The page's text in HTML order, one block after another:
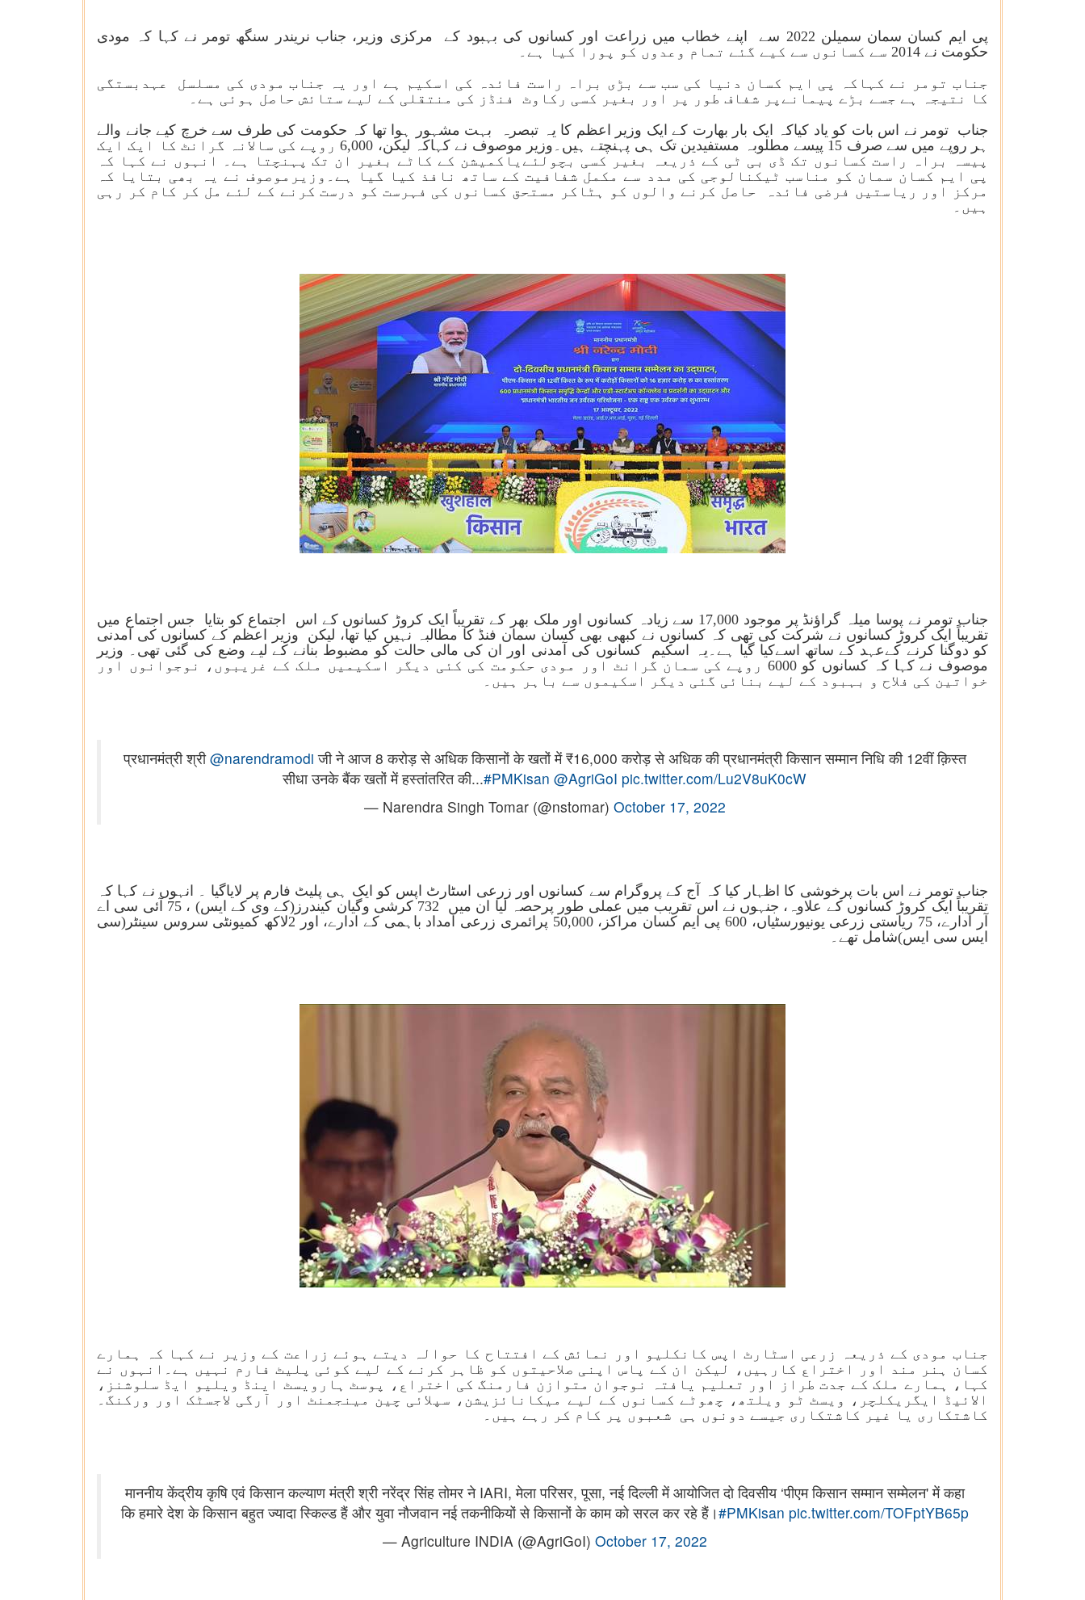
پی ایم کسان سمان سمیلن 2022 سے اپنے خطاب میں زراعت اور کسانوں کی بہبود کے مرکزی وزیر، جناب نریندر سنگھ تومر نے کہا کہ مودی
حکومت نے 2014 سے کسانوں سے کیے گئے تمام وعدوں کو پورا کیا ہے۔
جناب تومر نے کہاکہ پی ایم کسان دنیا کی سب سے بڑی براہ راست فائدہ کی اسکیم ہے اور یہ جناب مودی کی مسلسل عہدبستگی
کا نتیجہ ہے جسے بڑے پیمانےپر شفاف طور پر اور بغیر کسی رکاوٹ فنڈز کی منتقلی کے لیے ستائش حاصل ہوئی ہے۔
جناب تومر نے اس بات کو یاد کیاکہ ایک بار بھارت کے ایک وزیر اعظم کا یہ تبصرہ بہت مشہور ہوا تھا کہ حکومت کی طرف سے خرچ کیے جانے والے
ہر روپے میں سے صرف 15 پیسے مطلوبہ مستفیدین تک ہی پہنچتے ہیں۔وزیر موصوف نے کہاکہ لیکن، 6,000 روپے کی سالانہ گرانٹ کا ایک ایک
پیسہ براہ راست کسانوں تک ڈی بی ٹی کے ذریعہ بغیر کسی بچولئےیاکمیشن کے کاٹے بغیر ان تک پہنچتا ہے۔ انہوں نے کہا کہ
پی ایم کسان سمان کو مناسب ٹیکنالوجی کی مدد سے مکمل شفافیت کے ساتھ نافذ کیا گیا ہے۔وزیرموصوف نے یہ بھی بتایا کہ
مرکز اور ریاستیں فرضی فائدہ حاصل کرنے والوں کو ہٹاکر مستحق کسانوں کی فہرست کو درست کرنے کے لئے مل کر کام کر رہی
ہیں۔
جناب تومر نے پوسا میلہ گراؤنڈ پر موجود 17,000 سے زیادہ کسانوں اور ملک بھر کے تقریباً ایک کروڑ کسانوں کے اس اجتماع کو بتایا جس اجتماع میں
تقریباً ایک کروڑ کسانوں نے شرکت کی تھی کہ کسانوں نے کبھی بھی کسان سمان فنڈ کا مطالبہ نہیں کیا تھا، لیکن وزیر اعظم کے کسانوں کی آمدنی
کو دوگنا کرنے کےعہد کے ساتھ اسےکیا گیا ہے۔یہ اسکیم کسانوں کی آمدنی اور ان کی مالی حالت کو مضبوط بنانے کے لیے وضع کی گئی تھی۔ وزیر
موصوف نے کہا کہ کسانوں کو 6000 روپے کی سمان گرانٹ اور مودی حکومت کی کئی دیگر اسکیمیں ملک کے غریبوں، نوجوانوں اور
خواتین کی فلاح و بہبود کے لیے بنائی گئی دیگر اسکیموں سے باہر ہیں۔
प्रधानमंत्री श्री@narendramodi जी ने आज 8 करोड़ से अधिक किसानों के खतों में ₹16,000 करोड़ से अधिक की प्रधानमंत्री किसान सम्मान निधि की 12वीं क़िस्त
सीधा उनके बैंक खतों में हस्तांतरित की...#PMKisan @AgriGoI pic.twitter.com/Lu2V8uK0cW
— Narendra Singh Tomar (@nstomar) October 17, 2022
جناب تومر نے اس بات پرخوشی کا اظہار کیا کہ آج کے پروگرام سے کسانوں اور زرعی اسٹارٹ اپس کو ایک ہی پلیٹ فارم پر لایاگیا ۔ انہوں نے کہا کہ
تقریباً ایک کروڑ کسانوں کے علاوہ، جنہوں نے اس تقریب میں عملی طور پرحصہ لیا ان میں 732 کرشی وگیان کیندرز(کے وی کے ایس) ، 75 آئی سی اے
آر ادارے، 75 ریاستی زرعی یونیورسٹیاں، 600 پی ایم کسان مراکز، 50,000 پرائمری زرعی امداد باہمی کے ادارے، اور 2لاکھ کمیونٹی سروس سینٹر(سی
ایس سی ایس)شامل تھے۔
جناب مودی کے ذریعہ زرعی اسٹارٹ اپس کانکلیو اور نمائش کے افتتاح کا حوالہ دیتے ہوئے زراعت کے وزیر نے کہا کہ ہمارے
کسان ہنر مند اور اختراع کارہیں، لیکن ان کے پاس اپنی صلاحیتوں کو ظاہر کرنے کے لیے کوئی پلیٹ فارم نہیں ہے۔انہوں نے
کہا، ہمارے ملک کے جدت طراز اور تعلیم یافتہ نوجوان متوازن فارمنگ کی اختراع، پوسٹ ہارویسٹ اینڈ ویلیو ایڈ سلوشنز،
الائیڈ ایگریکلچر، ویسٹ ٹو ویلتھ، چھوٹے کسانوں کے لیے میکانائزیشن، سپلائی چین مینجمنٹ اور آرگی لاجسٹک اور ورکنگ۔
کاشتکاری یا غیر کاشتکاری جیسے دونوں ہی شعبوں پر کام کر رہے ہیں۔
माननीय केंद्रीय कृषि एवं किसान कल्याण मंत्री श्री नरेंद्र सिंह तोमर ने IARI, मेला परिसर, पूसा, नई दिल्ली में आयोजित दो दिवसीय ‘पीएम किसान सम्मान सम्मेलन' में कहा
कि हमारे देश के किसान बहुत ज्यादा स्किल्ड हैं और युवा नौजवान नई तकनीकियों से किसानों के काम को सरल कर रहे हैं।#PMKisan pic.twitter.com/TOFptYB65p
— Agriculture INDIA (@AgriGoI) October 17, 2022